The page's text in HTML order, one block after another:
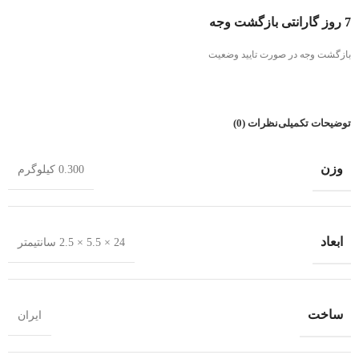
7 روز گارانتی بازگشت وجه
بازگشت وجه در صورت تایید وضعیت
توضیحات تکمیلینظرات (0)
وزن 0.300 کیلوگرم
ابعاد 24 × 5.5 × 2.5 سانتیمتر
ساخت ایران